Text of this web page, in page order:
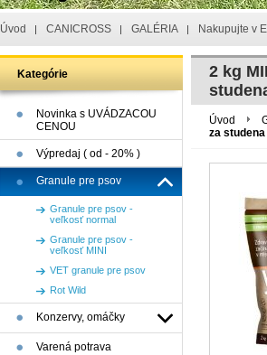
Úvod CANICROSS GALÉRIA Nakupujte v
Kategórie
Novinka s UVÁDZACOU
CENOU
Výpredaj ( od - 20% )
Granule pre psov
Granule pre psov -
veľkosť normal
Granule pre psov -
veľkosť MINI
VET granule pre psov
Rot Wild
Konzervy, omáčky
Varená potrava
2 kg
Úvod
za